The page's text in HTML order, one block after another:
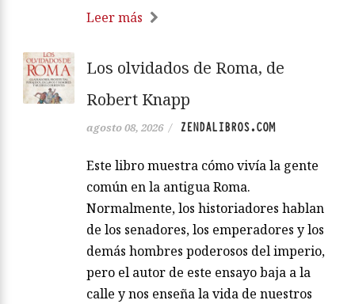
Leer más
Los olvidados de Roma, de
Robert Knapp
agosto 08, 2026 / ZENDALIBROS.COM
Este libro muestra cómo vivía la gente
común en la antigua Roma.
Normalmente, los historiadores hablan
de los senadores, los emperadores y los
demás hombres poderosos del imperio,
pero el autor de este ensayo baja a la
calle y nos enseña la vida de nuestros